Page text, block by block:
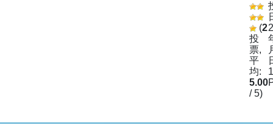
(2
投
票,
平
均:
5.00
/ 5)